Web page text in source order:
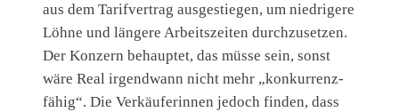
aus dem Tarifvertrag ausgestiegen, um niedrigere
Löhne und längere Arbeitszeiten durchzusetzen.
Der Konzern behauptet, das müsse sein, sonst
wäre Real irgendwann nicht mehr „konkurrenz-
fähig“. Die Verkäuferinnen jedoch finden, dass